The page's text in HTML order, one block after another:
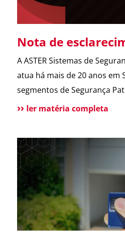
Nota de
A ASTER Sistemas de
atua há mais de 20 anos em
segmentos de Segurança
Pessoal, Portaria e Facilities,
Aster citado em recentes
sobre a operação da Polícia
ler matéria completa